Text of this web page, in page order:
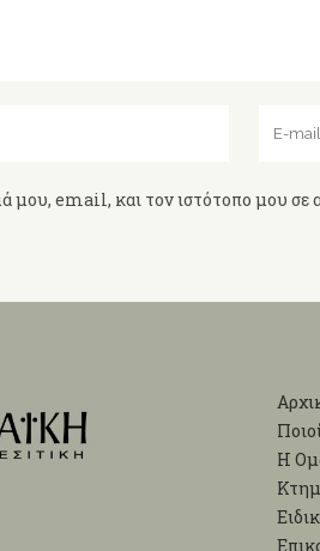
μου, email, και τον ιστότοπο μου σε
Η